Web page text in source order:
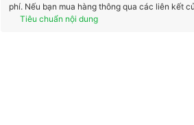
phí. Nếu bạn mua hàng thông qua các liên kết
Tiêu chuẩn nội dung